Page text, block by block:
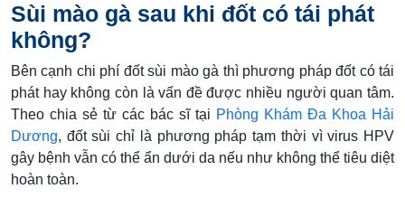
Sùi mào gà sau khi đốt có tái phát
không?
Bên cạnh chi phí đốt sùi mào gà thì phương pháp đốt có tái
phát hay không còn là vấn đề được nhiều người quan tâm.
Theo chia sẻ từ các bác sĩ tại Phòng Khám Đa Khoa Hải
Dương, đốt sùi chỉ là phương pháp tạm thời vì virus HPV
gây bệnh vẫn có thể ẩn dưới da nếu như không thể tiêu diệt
hoàn toàn.